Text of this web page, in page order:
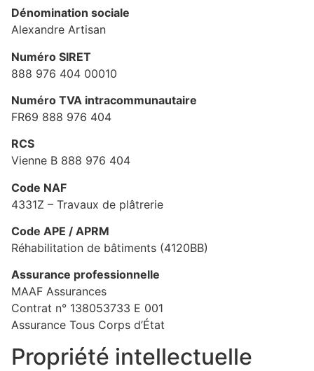
Dénomination sociale
Alexandre Artisan
Numéro SIRET
888 976 404 00010
Numéro TVA intracommunautaire
FR69 888 976 404
RCS
Vienne B 888 976 404
Code NAF
4331Z – Travaux de plâtrerie
Code APE / APRM
Réhabilitation de bâtiments (4120BB)
Assurance professionnelle
MAAF Assurances
Contrat n° 138053733 E 001
Assurance Tous Corps d’État
Propriété intellectuelle